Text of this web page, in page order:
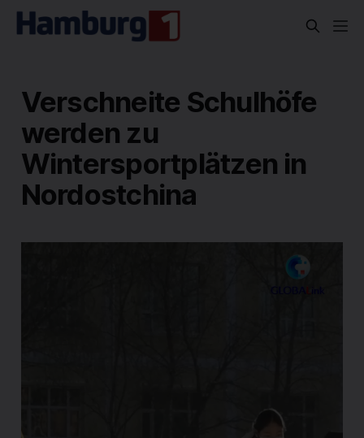
Verschneite Schulhöfe
werden zu
Wintersportplätzen in
Nordostchina